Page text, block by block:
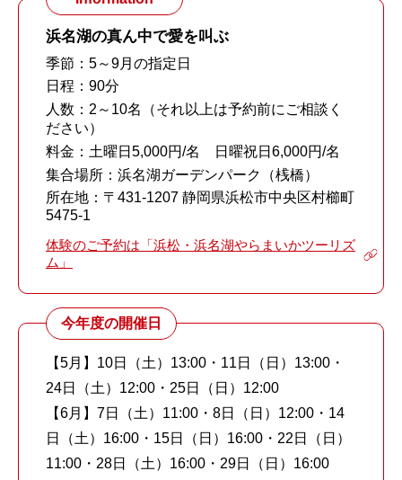
浜名湖の真ん中で愛を叫ぶ
季節：5～9月の指定日
日程：90分
人数：2～10名（それ以上は予約前にご相談く
ださい）
料金：土曜日5,000円/名 日曜祝日6,000円/名
集合場所：浜名湖ガーデンパーク（桟橋）
所在地：〒431-1207 静岡県浜松市中央区村櫛町
5475-1
体験のご予約は「浜松・浜名湖やらまいかツーリズ
ム」
今年度の開催日
【5月】10日（土）13:00・11日（日）13:00・
24日（土）12:00・25日（日）12:00
【6月】7日（土）11:00・8日（日）12:00・14
日（土）16:00・15日（日）16:00・22日（日）
11:00・28日（土）16:00・29日（日）16:00